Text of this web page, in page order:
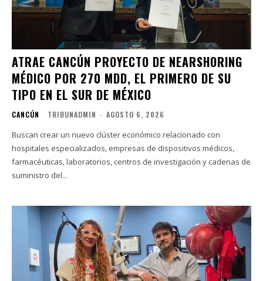
ATRAE CANCÚN PROYECTO DE NEARSHORING
MÉDICO POR 270 MDD, EL PRIMERO DE SU
TIPO EN EL SUR DE MÉXICO
CANCÚN TRIBUNADMIN - AGOSTO 6, 2026
Buscan crear un nuevo clúster económico relacionado con
hospitales especializados, empresas de dispositivos médicos,
farmacéuticas, laboratorios, centros de investigación y cadenas de
suministro del...